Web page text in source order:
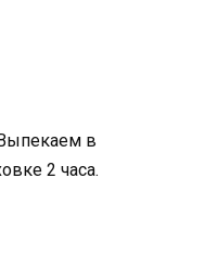
в
2 часа.